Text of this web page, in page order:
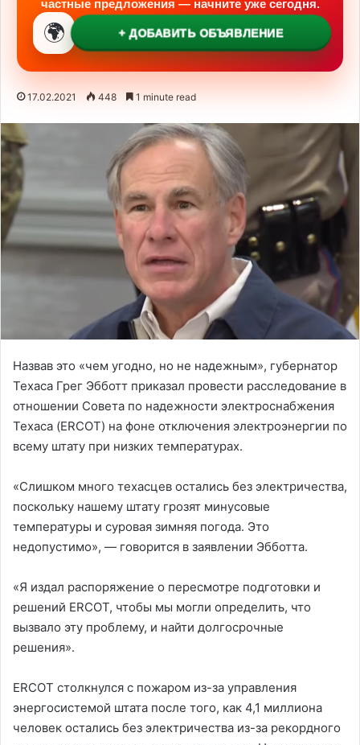
частные предложения — начните уже сегодня.
🌍 + ДОБАВИТЬ ОБЪЯВЛЕНИЕ
17.02.2021 448 1 minute read
Назвав это «чем угодно, но не надежным», губернатор
Техаса Грег Эбботт приказал провести расследование в
отношении Совета по надежности электроснабжения
Техаса (ERCOT) на фоне отключения электроэнергии по
всему штату при низких температурах.
«Слишком много техасцев остались без электричества,
поскольку нашему штату грозят минусовые
температуры и суровая зимняя погода. Это
недопустимо», — говорится в заявлении Эбботта.
«Я издал распоряжение о пересмотре подготовки и
решений ERCOT, чтобы мы могли определить, что
вызвало эту проблему, и найти долгосрочные
решения».
ERCOT столкнулся с пожаром из-за управления
энергосистемой штата после того, как 4,1 миллиона
человек остались без электричества из-за рекордного